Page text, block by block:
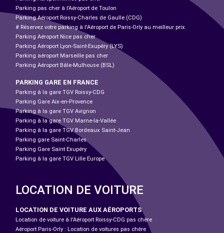
Parking pas cher à l’Aéroport de Toulon
Parking Aéroport Roissy-Charles de Gaulle (CDG)
# Réservez votre parking à l'Aéroport de Paris-Orly au meilleur prix.
Parking Aéroport Nice pas cher
Parking Aéroport Lyon-Saint-Exupéry (LYS)
Parking aéroport Marseille pas cher
Parking Aéroport Bâle-Mulhouse (BSL)
PARKING GARE EN FRANCE
Parking à la gare TGV Roissy-CDG
Parking Gare Aix-en-Provence
Parking à la gare TGV Avignon
Parking à la gare TGV Marne-la-Vallée
Parking à la gare TGV Bordeaux Saint-Jean
Parking gare Saint-Charles
Parking Gare Saint Exupéry
Parking à la gare TGV Lille Europe
LOCATION DE VOITURE
LOCATION DE VOITURE AUX AÉROPORTS
Location de voiture à l'Aéroport Roissy-CDG pas chère
Aéroport Paris-Orly : Location de voitures pas chère